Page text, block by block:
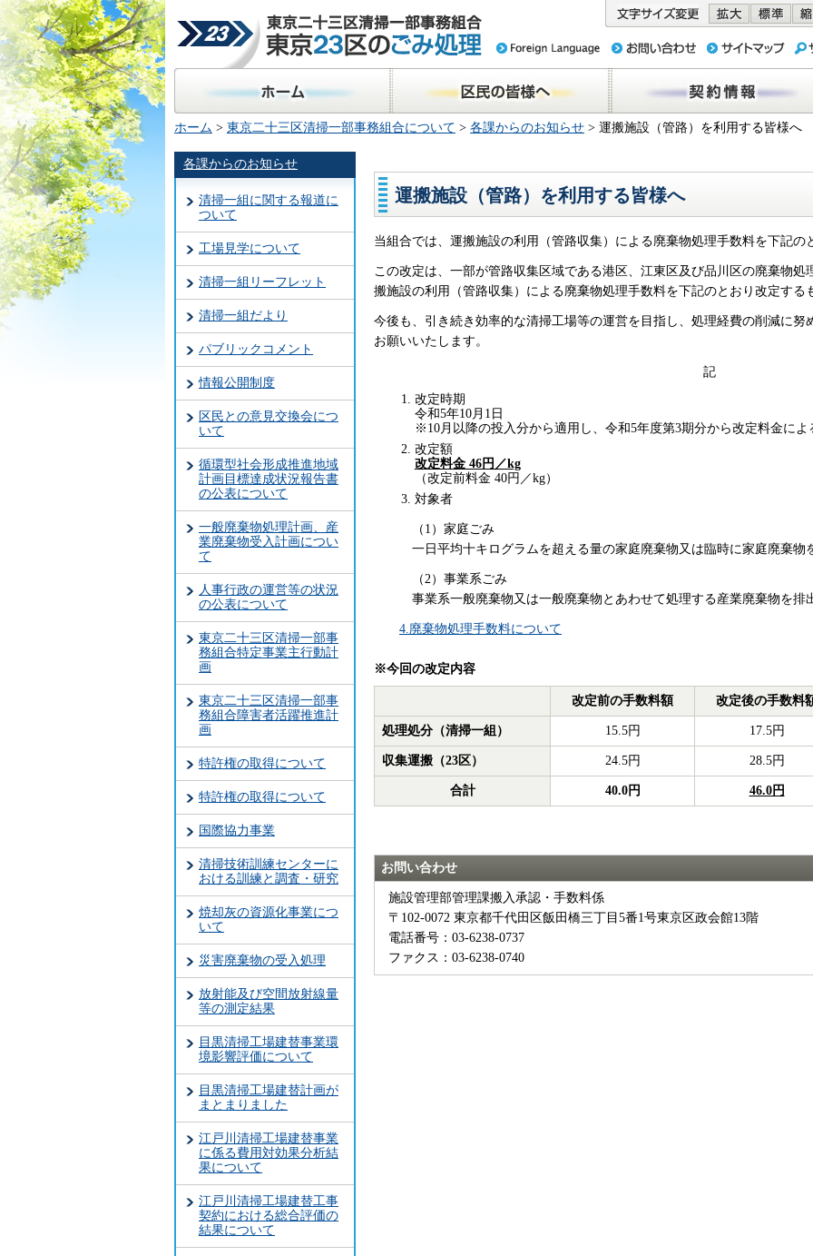
東京二十三区清掃一部事務組合 東京
23区のごみ処理
ホーム 区民の皆様へ 契約情報
ホーム > 東京二十三区清掃一部事務組合について > 各課からのお知らせ > 運搬施設（管路）を利用する皆様へ
各課からのお知らせ
清掃一組に関する報道に
ついて
工場見学について
清掃一組リーフレット
清掃一組だより
パブリックコメント
情報公開制度
区民との意見交換会につ
いて
循環型社会形成推進地域
計画目標達成状況報告書
の公表について
一般廃棄物処理計画、産
業廃棄物受入計画につい
て
人事行政の運営等の状況
の公表について
東京二十三区清掃一部事
務組合特定事業主行動計
画
東京二十三区清掃一部事
務組合障害者活躍推進計
画
特許権の取得について
特許権の取得について
国際協力事業
清掃技術訓練センターに
おける訓練と調査・研究
焼却灰の資源化事業につ
いて
災害廃棄物の受入処理
放射能及び空間放射線量
等の測定結果
目黒清掃工場建替事業環
境影響評価について
目黒清掃工場建替計画が
まとまりました
江戸川清掃工場建替事業
に係る費用対効果分析結
果について
江戸川清掃工場建替工事
契約における総合評価の
結果について
運搬施設（管路）を利用する皆様へ
当組合では、運搬施設の利用（管路収集）による廃棄物処理手数料を下記の
この改定は、一部が管路収集区域である港区、江東区及び品川区の廃棄物処
搬施設の利用（管路収集）による廃棄物処理手数料を下記のとおり改定する
今後も、引き続き効率的な清掃工場等の運営を目指し、処理経費の削減に努
お願いいたします。
記
改定時期
令和5年10月1日
※10月以降の投入分から適用し、令和5年度第3期分から改定料金によ
改定額
改定料金 46円／kg
（改定前料金 40円／kg）
対象者
（1）家庭ごみ
一日平均十キログラムを超える量の家庭廃棄物又は臨時に家庭廃棄物
（2）事業系ごみ
事業系一般廃棄物又は一般廃棄物とあわせて処理する産業廃棄物を排
4.廃棄物処理手数料について
※今回の改定内容
改定前の手数料額 改定後の手数料
処理処分（清掃一組） 15.5円 17.5円
収集運搬（23区） 24.5円 28.5円
合計 40.0円 46.0円
お問い合わせ
施設管理部管理課搬入承認・手数料係
〒102-0072 東京都千代田区飯田橋三丁目5番1号東京区政会館13階
電話番号：03-6238-0737
ファクス：03-6238-0740